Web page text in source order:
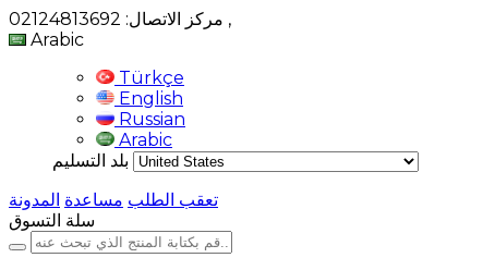
,
Arabic
Türkçe
English
Russian
Arabic
بلد التسليم
تعقب الطلب مساعدة المدونة
سلة التسوق